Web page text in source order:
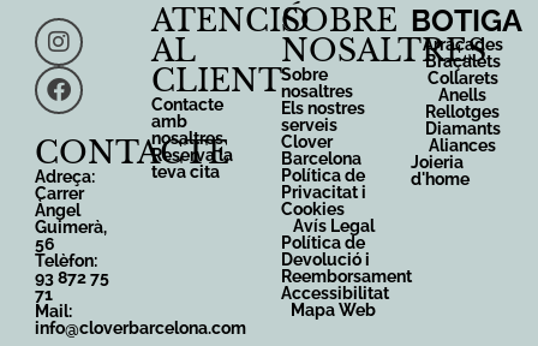
CONTACTE
Adreça:
Carrer
Àngel
Guimerà,
56
Telèfon:
93 872 75
71
Mail:
info@cloverbarcelona.com
ATENCIÓ
AL
CLIENT
Contacte
amb
nosaltres
Reserva la
teva cita
SOBRE
NOSALTRES
Sobre
nosaltres
Els nostres
serveis
Clover
Barcelona
Política de
Privacitat i
Cookies
Avís Legal
Política de
Devolució i
Reemborsament
Accessibilitat
Mapa Web
BOTIGA
Arracades
Braçalets
Collarets
Anells
Rellotges
Diamants
Aliances
Joieria
d'home